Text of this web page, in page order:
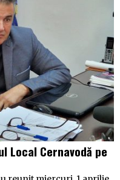
Local Cernavodă pe